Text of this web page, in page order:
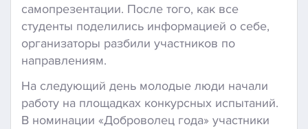
самопрезентации. После того, как все
студенты поделились информацией о себе,
организаторы разбили участников по
направлениям.
На следующий день молодые люди начали
работу на площадках конкурсных испытаний.
В номинации «Доброволец года» участники